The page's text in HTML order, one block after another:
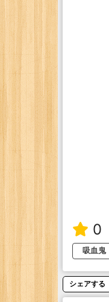
0
吸血鬼
シェアする